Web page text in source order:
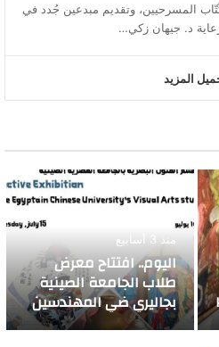
المسرحيين، وتقديم مبدعين جُدد في
د. جيهان زكي…
المزيد
منذ 3 أسابيع
اليوم.. افتتاح معرض
طلاب الجامعة الصينية
بجاليري ضي المهندسين